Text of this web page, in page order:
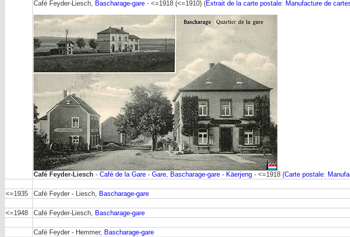
Café Feyder-Liesch, Bascharage-gare - <=1918 (<=1910) (Extrait de la carte postale: Manufacture de
Café Feyder-Liesch - Café de la Gare - Gare, Bascharage-gare - Käerjeng - <=1918 (Carte postale:
<=1935 Café Feyder - Liesch, Bascharage-gare
<=1948 Café Feyder-Liesch, Bascharage-gare
Café Feyder - Hemmer, Bascharage-gare